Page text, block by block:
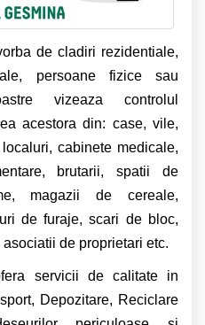
de cladiri rezidentiale,
persoane fizice sau
vizeaza controlul
acestora din: case, vile,
cabinete medicale,
brutarii, spatii de
magazii de cereale,
de furaje, scari de bloc,
de proprietari etc.
servicii de calitate in
Depozitare, Reciclare